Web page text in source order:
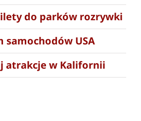
do parków rozrywki
samochodów USA
atrakcje w Kalifornii